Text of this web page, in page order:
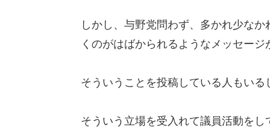
しかし、与野党問わず、多かれ少な
くのがはばかられるようなメッセージ
そういうことを投稿している人もい
そういう立場を受入れて議員活動を